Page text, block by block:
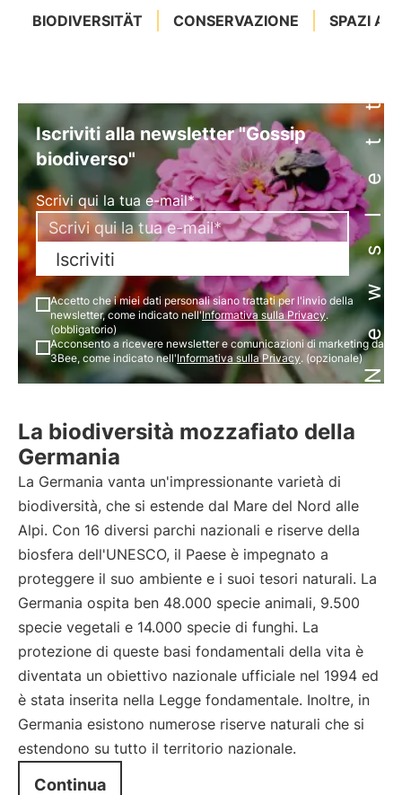
BIODIVERSITÄT CONSERVAZIONE SPAZINewsletter
Iscriviti alla newsletter "Gossip
biodiverso"
Scrivi qui la tua e-mail*
Iscriviti
Accetto che i miei dati personali siano trattati per l'invio della
newsletter, come indicato nell'Informativa sulla Privacy.
(obbligatorio)
Acconsento a ricevere newsletter e comunicazioni di marketing da
3Bee, come indicato nell'Informativa sulla Privacy. (opzionale)
La biodiversità mozzafiato della
Germania
La Germania vanta un'impressionante varietà di
biodiversità, che si estende dal Mare del Nord alle
Alpi. Con 16 diversi parchi nazionali e riserve della
biosfera dell'UNESCO, il Paese è impegnato a
proteggere il suo ambiente e i suoi tesori naturali. La
Germania ospita ben 48.000 specie animali, 9.500
specie vegetali e 14.000 specie di funghi. La
protezione di queste basi fondamentali della vita è
diventata un obiettivo nazionale ufficiale nel 1994 ed
è stata inserita nella Legge fondamentale. Inoltre, in
Germania esistono numerose riserve naturali che si
estendono su tutto il territorio nazionale.
Continua